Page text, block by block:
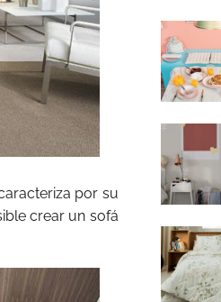
por su
crear un sofá